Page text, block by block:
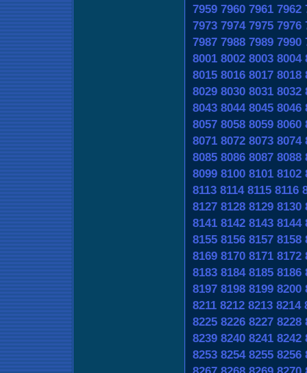
7959 7960 7961 7962
7973 7974 7975 7976
7987 7988 7989 7990
8001 8002 8003 8004
8015 8016 8017 8018
8029 8030 8031 8032
8043 8044 8045 8046
8057 8058 8059 8060
8071 8072 8073 8074
8085 8086 8087 8088
8099 8100 8101 8102
8113 8114 8115 8116
8127 8128 8129 8130
8141 8142 8143 8144
8155 8156 8157 8158
8169 8170 8171 8172
8183 8184 8185 8186
8197 8198 8199 8200
8211 8212 8213 8214
8225 8226 8227 8228
8239 8240 8241 8242
8253 8254 8255 8256